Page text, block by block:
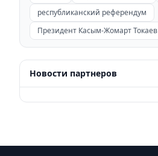
республиканский референдум
Президент Касым-Жомарт Токаев
Новости партнеров